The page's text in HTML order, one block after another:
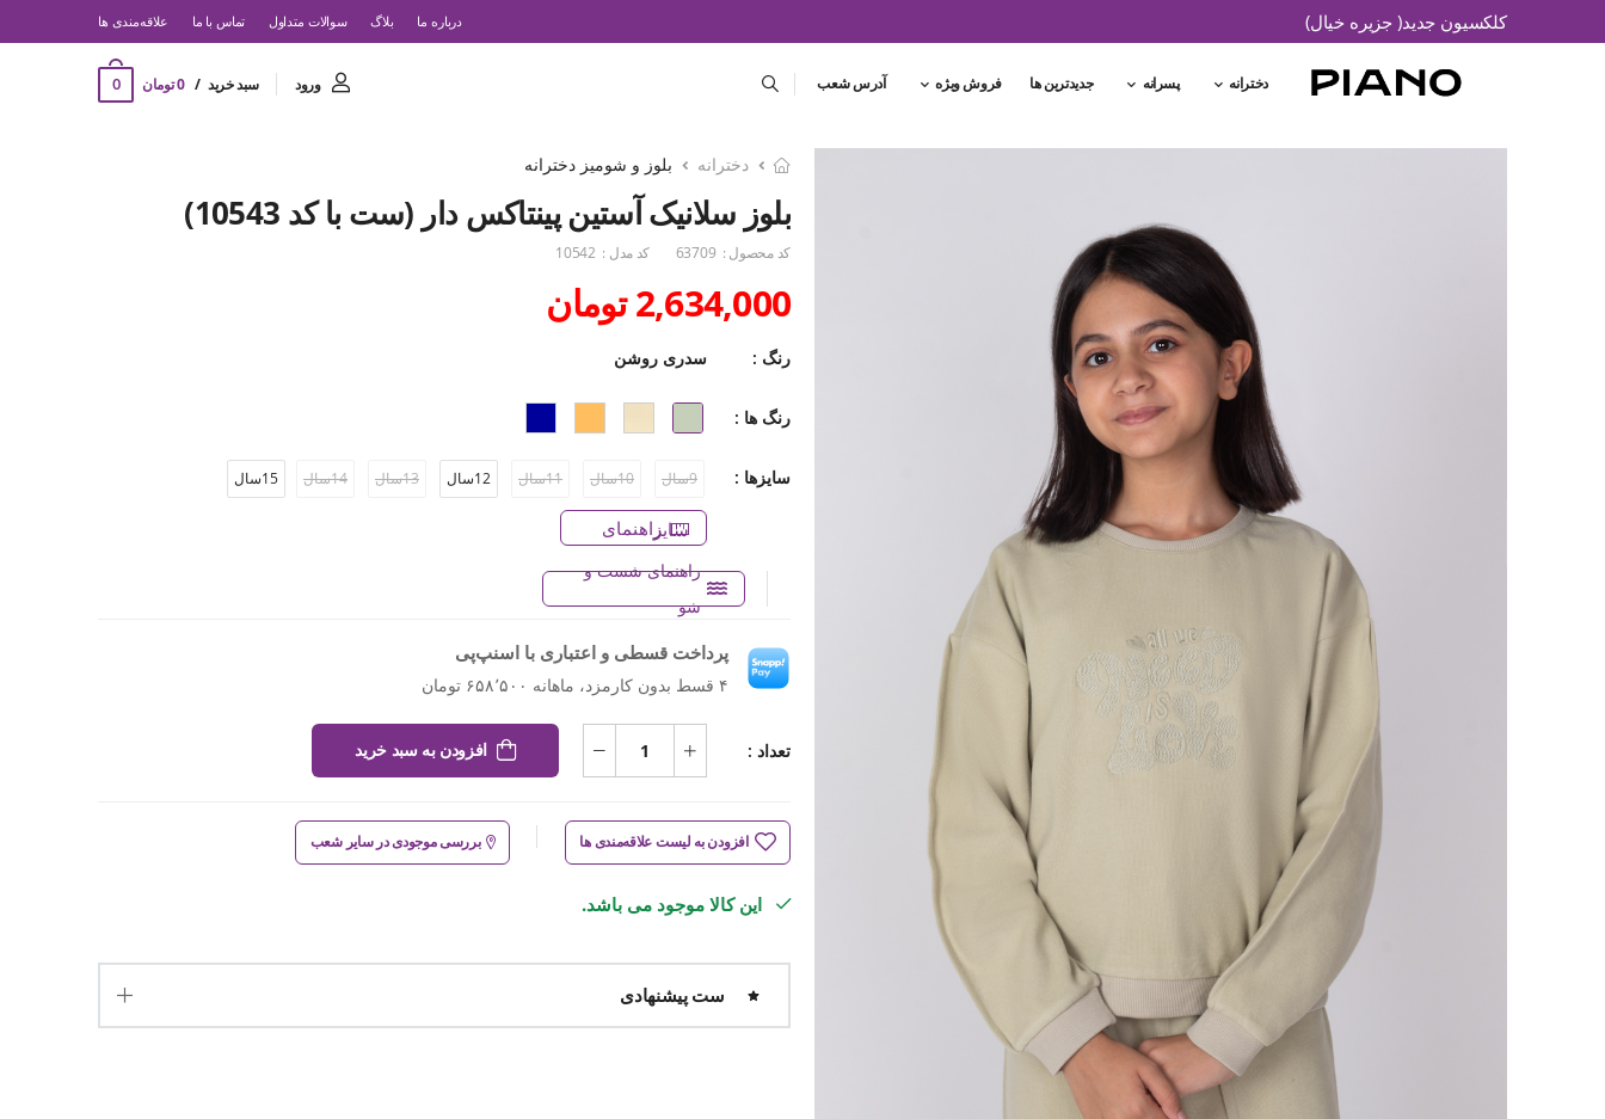
کلکسیون جدید( جزیره خیال) درباره ما بلاگ سوالات متداول تماس با ما ‌علاقه‌مندی ها
دخترانه پسرانه جدیدترین ها فروش ویژه آدرس شعب ورود سبد خرید 0 تومان 0
دخترانه بلوز و شومیز دخترانه
بلوز سلانیک آستین پینتاکس دار (ست با کد 10543)
کد محصول : 63709 کد مدل : 10542
2,634,000 تومان
رنگ : سدری روشن
رنگ ها :
سایزها : 9سال 10سال 11سال 12سال 13سال 14سال 15سال
راهنمای سایز
راهنمای شست و
شو
پرداخت قسطی و اعتباری با اسنپ‌پی
۴ قسط بدون کارمزد، ماهانه ۶۵۸٬۵۰۰ تومان
تعداد : افزودن به سبد خرید
افزودن به لیست علاقه‌مندی ها بررسی موجودی در سایر شعب
این کالا موجود می باشد.
ست پیشنهادی